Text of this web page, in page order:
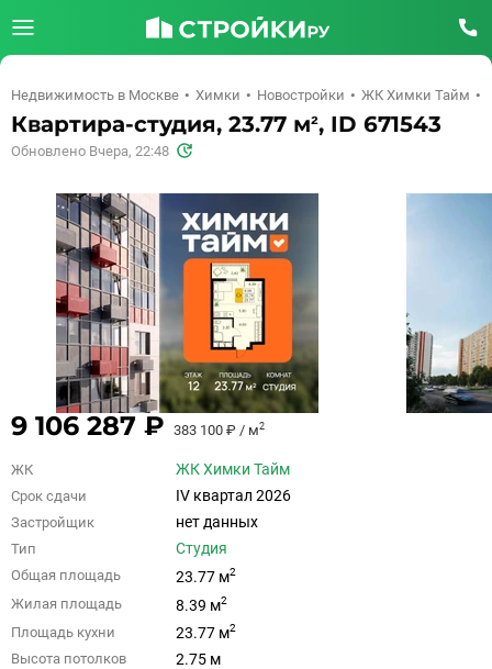
Недвижимость в Москве Химки Новостройки ЖК Химки Тайм
Квартира-студия, 23.77 м², ID 671543
Обновлено Вчера, 22:48
9 106 287 ₽ 383 100 ₽ / м2
ЖК ЖК Химки Тайм
Срок сдачи IV квартал 2026
Застройщик нет данных
Тип Студия
Общая площадь 23.77 м2
Жилая площадь 8.39 м2
Площадь кухни 23.77 м2
Высота потолков 2.75 м